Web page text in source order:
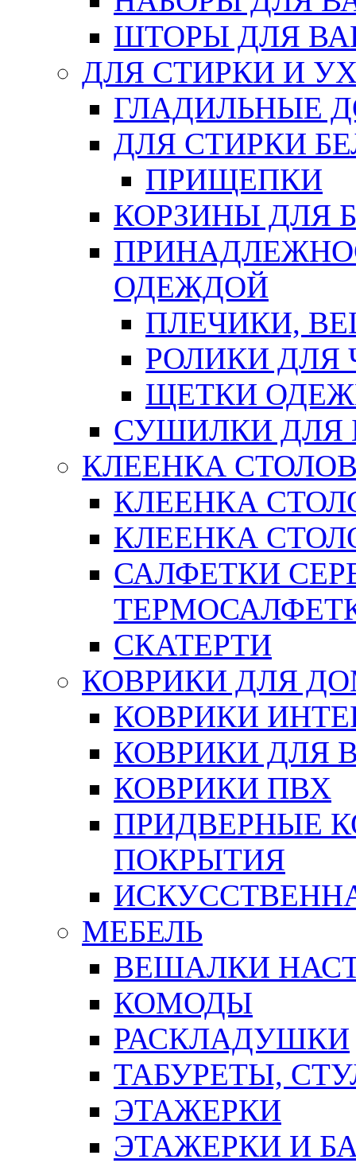
ШТОРЫ ДЛЯ
ДЛЯ СТИРКИ И
ГЛАДИЛЬНЫЕ
ДЛЯ СТИРКИ
ПРИЩЕПКИ
КОРЗИНЫ ДЛЯ
ОДЕЖДОЙ
ПЛЕЧИКИ,
РОЛИКИ ДЛЯ
ЩЕТКИ
СУШИЛКИ ДЛЯ
КЛЕЕНКА
КЛЕЕНКА
КЛЕЕНКА
САЛФЕТКИ
СКАТЕРТИ
КОВРИКИ ДЛЯ
КОВРИКИ
КОВРИКИ ДЛЯ
КОВРИКИ ПВХ
ПРИДВЕРНЫЕ
ПОКРЫТИЯ
МЕБЕЛЬ
ВЕШАЛКИ
КОМОДЫ
РАСКЛАДУШКИ
ТАБУРЕТЫ,
ЭТАЖЕРКИ
ЭТАЖЕРКИ И